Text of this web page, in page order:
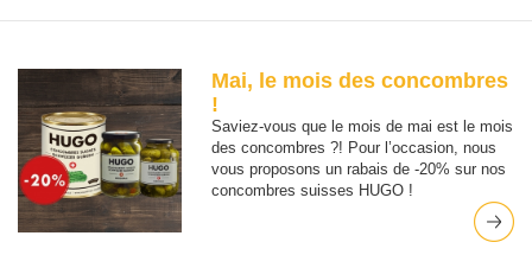
Mai, le mois des concombres
!
Saviez-vous que le mois de mai est le mois
des concombres ?! Pour l’occasion, nous
vous proposons un rabais de -20% sur nos
concombres suisses HUGO !